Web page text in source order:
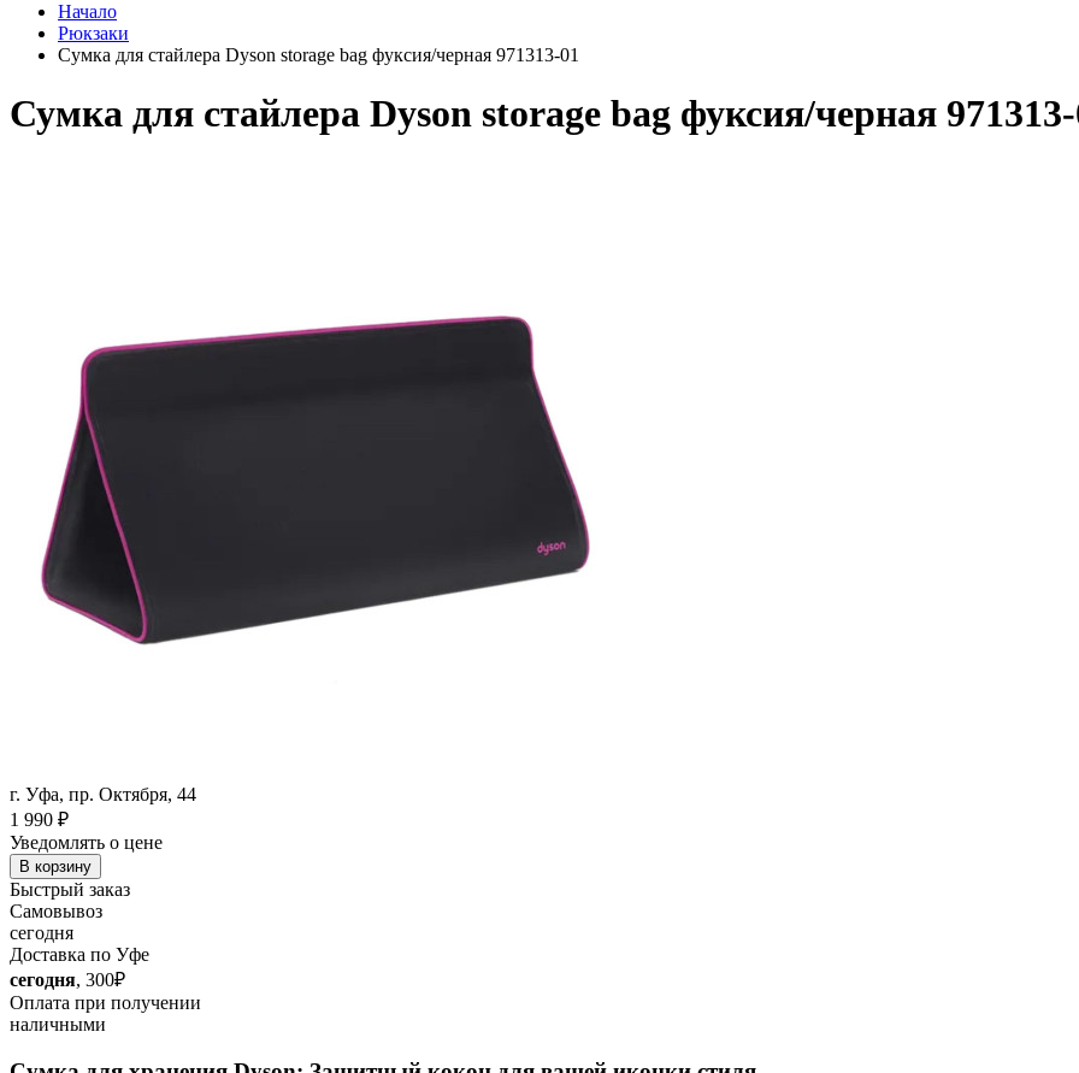
Начало
Рюкзаки
Сумка для стайлера Dyson storage bag фуксия/черная 971313-01
Сумка для стайлера Dyson storage bag фуксия/черная
г. Уфа, пр. Октября, 44
1 990 ₽
Уведомлять о цене
В корзину
Быстрый заказ
Самовывоз
сегодня
Доставка по Уфе
сегодня, 300₽
Оплата при получении
наличными